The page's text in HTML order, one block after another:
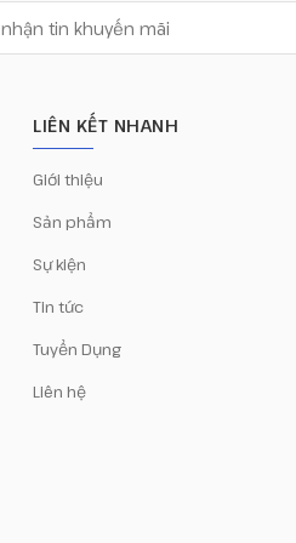
LIÊN KẾT NHANH
Giới thiệu
Sản phẩm
Sự kiện
Tin tức
Tuyển Dụng
Liên hệ